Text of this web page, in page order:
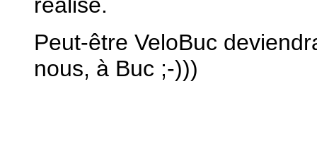
Peut-être VeloBuc
nous, à Buc ;-)))